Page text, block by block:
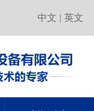
中文 | 英文